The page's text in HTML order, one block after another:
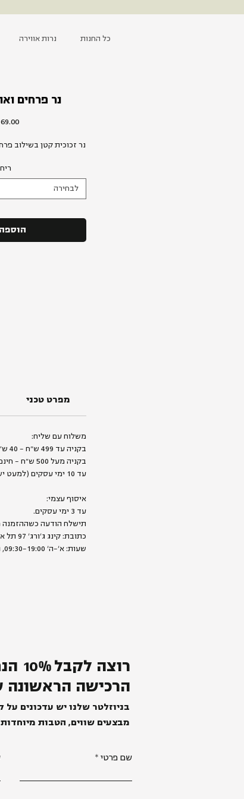
כל החנות נרות אווירה
נר פרחים
‏69.00 ‏₪
נר זכוכית קטן בשילוב
ריח
לבחירה
מפרט טכני
משלוח עם שליח:
בקניה עד 499 ש״ח - 40 ש״ח.
בקניה מעל 500 ש״ח - חינם.
עד 10 ימי עסקים (למעט ישובים מרוחקים).
איסוף עצמי:
עד 3 ימי עסקים.
תישלח הודעה כשההזמנה
כתובת: קינג ג׳ורג׳ 97 תל אביב.
שעות: א׳-ה׳ 09:30-19:00, ו׳ 09:00-15:00
רוצה לקבל 10%
הרכישה
בניוזלטר שלנו יש עדכונים
מבצעים שווים, הטבות
שם פרטי